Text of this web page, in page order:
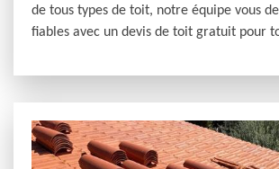
de tous types de toit, notre équipe vous
fiables avec un devis de toit gratuit pour